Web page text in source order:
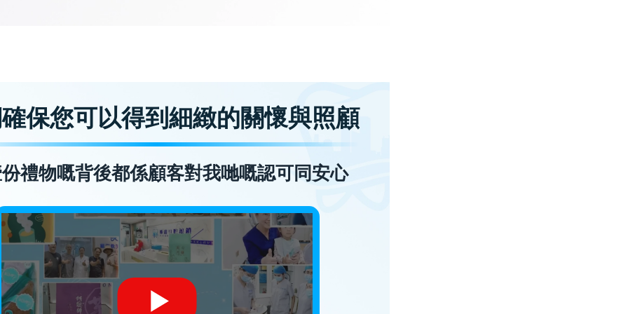
保您可以得到細緻的關懷與照顧
禮物嘅背後都係顧客對我哋嘅認可同安心